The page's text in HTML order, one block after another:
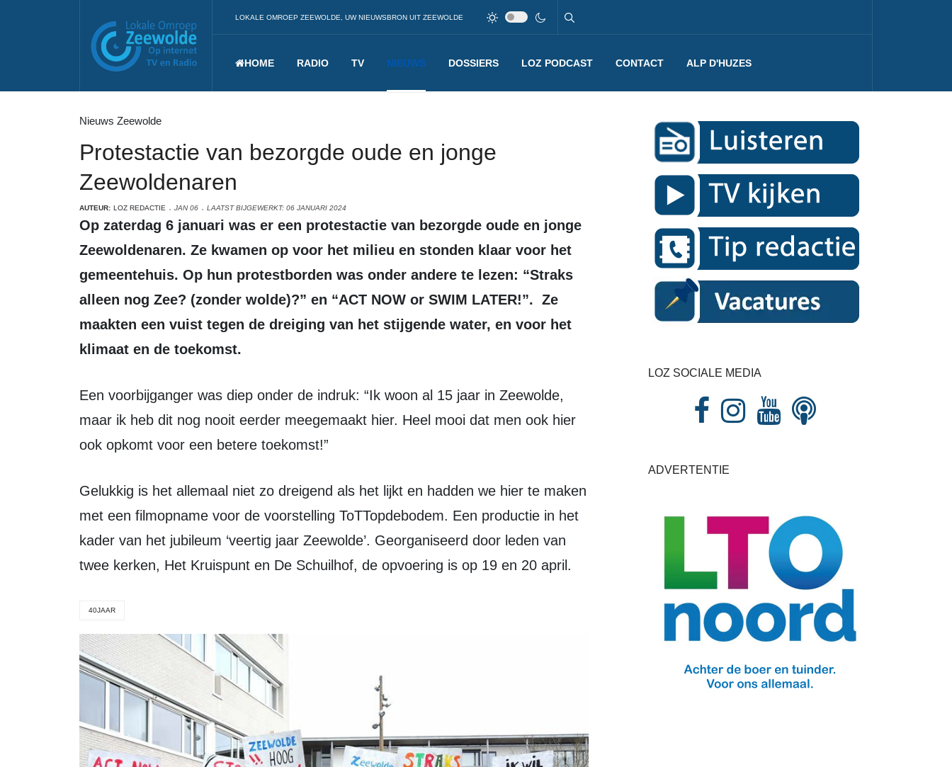
LOKALE OMROEP ZEEWOLDE, UW NIEUWSBRON UIT ZEEWOLDE
HOME RADIO TV NIEUWS DOSSIERS LOZ PODCAST CONTACT ALP D'HUZES
Nieuws Zeewolde
Protestactie van bezorgde oude en jonge
Zeewoldenaren
AUTEUR: LOZ REDACTIE JAN 06 LAATST BIJGEWERKT: 06 JANUARI 2024
Op zaterdag 6 januari was er een protestactie van bezorgde oude en jonge
Zeewoldenaren. Ze kwamen op voor het milieu en stonden klaar voor het
gemeentehuis. Op hun protestborden was onder andere te lezen: “Straks
alleen nog Zee? (zonder wolde)?” en “ACT NOW or SWIM LATER!”. Ze
maakten een vuist tegen de dreiging van het stijgende water, en voor het
klimaat en de toekomst.
Een voorbijganger was diep onder de indruk: “Ik woon al 15 jaar in Zeewolde,
maar ik heb dit nog nooit eerder meegemaakt hier. Heel mooi dat men ook hier
ook opkomt voor een betere toekomst!”
Gelukkig is het allemaal niet zo dreigend als het lijkt en hadden we hier te maken
met een filmopname voor de voorstelling ToTTopdebodem. Een productie in het
kader van het jubileum ‘veertig jaar Zeewolde’. Georganiseerd door leden van
twee kerken, Het Kruispunt en De Schuilhof, de opvoering is op 19 en 20 april.
40JAAR
LOZ SOCIALE MEDIA
ADVERTENTIE